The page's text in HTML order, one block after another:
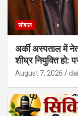
सोशल
अर्की अस्पताल में
शीघ्र नियुक्ति हो:
August 7, 2026